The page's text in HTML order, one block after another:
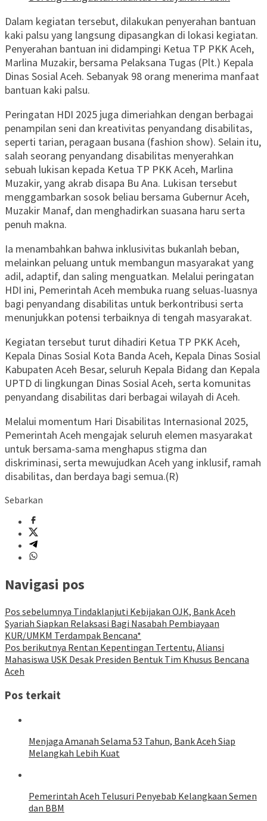
Dalam kegiatan tersebut, dilakukan penyerahan bantuan
kaki palsu yang langsung dipasangkan di lokasi kegiatan.
Penyerahan bantuan ini didampingi Ketua TP PKK Aceh,
Marlina Muzakir, bersama Pelaksana Tugas (Plt.) Kepala
Dinas Sosial Aceh. Sebanyak 98 orang menerima manfaat
bantuan kaki palsu.
Peringatan HDI 2025 juga dimeriahkan dengan berbagai
penampilan seni dan kreativitas penyandang disabilitas,
seperti tarian, peragaan busana (fashion show). Selain itu,
salah seorang penyandang disabilitas menyerahkan
sebuah lukisan kepada Ketua TP PKK Aceh, Marlina
Muzakir, yang akrab disapa Bu Ana. Lukisan tersebut
menggambarkan sosok beliau bersama Gubernur Aceh,
Muzakir Manaf, dan menghadirkan suasana haru serta
penuh makna.
Ia menambahkan bahwa inklusivitas bukanlah beban,
melainkan peluang untuk membangun masyarakat yang
adil, adaptif, dan saling menguatkan. Melalui peringatan
HDI ini, Pemerintah Aceh membuka ruang seluas-luasnya
bagi penyandang disabilitas untuk berkontribusi serta
menunjukkan potensi terbaiknya di tengah masyarakat.
Kegiatan tersebut turut dihadiri Ketua TP PKK Aceh,
Kepala Dinas Sosial Kota Banda Aceh, Kepala Dinas Sosial
Kabupaten Aceh Besar, seluruh Kepala Bidang dan Kepala
UPTD di lingkungan Dinas Sosial Aceh, serta komunitas
penyandang disabilitas dari berbagai wilayah di Aceh.
Melalui momentum Hari Disabilitas Internasional 2025,
Pemerintah Aceh mengajak seluruh elemen masyarakat
untuk bersama-sama menghapus stigma dan
diskriminasi, serta mewujudkan Aceh yang inklusif, ramah
disabilitas, dan berdaya bagi semua.(R)
Sebarkan
Navigasi pos
Pos sebelumnya Tindaklanjuti Kebijakan OJK, Bank Aceh
Syariah Siapkan Relaksasi Bagi Nasabah Pembiayaan
KUR/UMKM Terdampak Bencana*
Pos berikutnya Rentan Kepentingan Tertentu, Aliansi
Mahasiswa USK Desak Presiden Bentuk Tim Khusus Bencana
Aceh
Pos terkait
Menjaga Amanah Selama 53 Tahun, Bank Aceh Siap
Melangkah Lebih Kuat
Pemerintah Aceh Telusuri Penyebab Kelangkaan Semen
dan BBM